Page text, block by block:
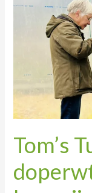
Tom’s
en
kapucijners
voorkweken